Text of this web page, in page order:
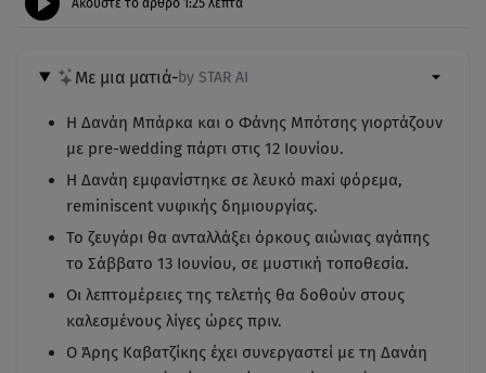
Με μια ματιά-by STAR AI
Η Δανάη Μπάρκα και ο Φάνης Μπότσης γιορτάζουν
με pre-wedding πάρτι στις 12 Ιουνίου.
Η Δανάη εμφανίστηκε σε λευκό maxi φόρεμα,
reminiscent νυφικής δημιουργίας.
Το ζευγάρι θα ανταλλάξει όρκους αιώνιας αγάπης
το Σάββατο 13 Ιουνίου, σε μυστική τοποθεσία.
Οι λεπτομέρειες της τελετής θα δοθούν στους
καλεσμένους λίγες ώρες πριν.
Ο Άρης Καβατζίκης έχει συνεργαστεί με τη Δανάη